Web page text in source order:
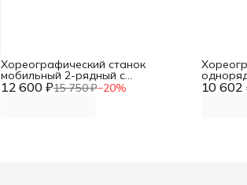
12 600 ₽15 750 ₽−20%
Хореографический станок
мобильный 2-рядный с
переставным держателем поручня 10 602